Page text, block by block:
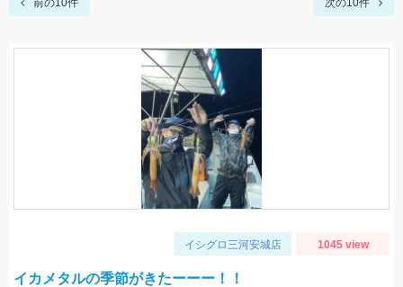
前の10件 次の10件
イシグロ三河安城店 1045 view
イカメタルの季節がきたーーー！！